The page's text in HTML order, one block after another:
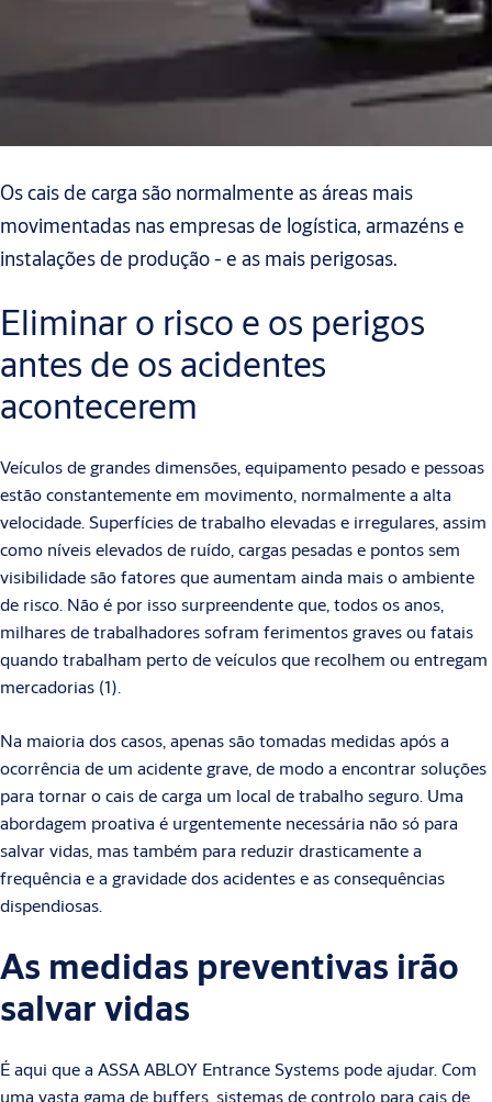
Os cais de carga são normalmente as áreas mais
movimentadas nas empresas de logística, armazéns e
instalações de produção - e as mais perigosas.
Eliminar o risco e os perigos
antes de os acidentes
acontecerem
Veículos de grandes dimensões, equipamento pesado e pessoas
estão constantemente em movimento, normalmente a alta
velocidade. Superfícies de trabalho elevadas e irregulares, assim
como níveis elevados de ruído, cargas pesadas e pontos sem
visibilidade são fatores que aumentam ainda mais o ambiente
de risco. Não é por isso surpreendente que, todos os anos,
milhares de trabalhadores sofram ferimentos graves ou fatais
quando trabalham perto de veículos que recolhem ou entregam
mercadorias (1).
Na maioria dos casos, apenas são tomadas medidas após a
ocorrência de um acidente grave, de modo a encontrar soluções
para tornar o cais de carga um local de trabalho seguro. Uma
abordagem proativa é urgentemente necessária não só para
salvar vidas, mas também para reduzir drasticamente a
frequência e a gravidade dos acidentes e as consequências
dispendiosas.
As medidas preventivas irão
salvar vidas
É aqui que a ASSA ABLOY Entrance Systems pode ajudar. Com
uma vasta gama de buffers, sistemas de controlo para cais de